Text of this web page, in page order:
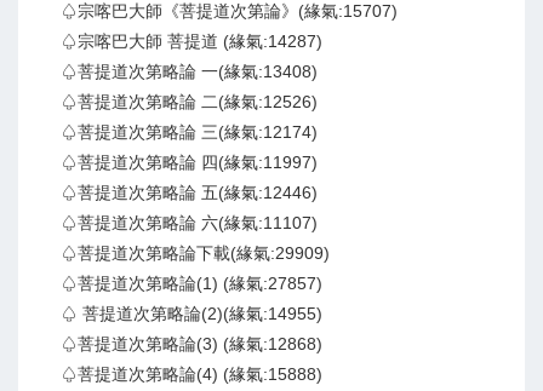
♤宗喀巴大師《菩提道次第論》(緣氣:15707)
♤宗喀巴大師 菩提道 (緣氣:14287)
♤菩提道次第略論 一(緣氣:13408)
♤菩提道次第略論 二(緣氣:12526)
♤菩提道次第略論 三(緣氣:12174)
♤菩提道次第略論 四(緣氣:11997)
♤菩提道次第略論 五(緣氣:12446)
♤菩提道次第略論 六(緣氣:11107)
♤菩提道次第略論下載(緣氣:29909)
♤菩提道次第略論(1) (緣氣:27857)
♤ 菩提道次第略論(2)(緣氣:14955)
♤菩提道次第略論(3) (緣氣:12868)
♤菩提道次第略論(4) (緣氣:15888)